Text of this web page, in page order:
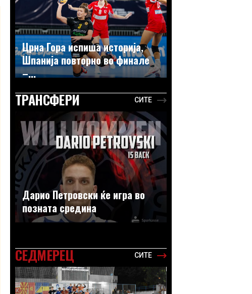
Црна Гора испиша историја,
Шпанија повторно во финале
–...
ТРАНСФЕРИ СИТЕ
Дарио Петровски ќе игра во
позната средина
СЕДМЕРЕЦ СИТЕ